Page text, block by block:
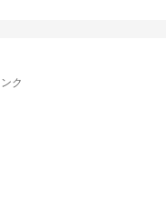
ク